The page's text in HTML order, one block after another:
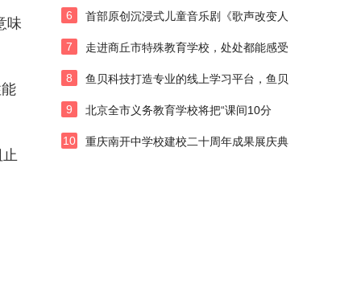
味
6 首部原创沉浸式儿童音乐剧《歌声改变人
7 走进商丘市特殊教育学校，处处都能感受
8 鱼贝科技打造专业的线上学习平台，鱼贝
9 北京全市义务教育学校将把“课间10分
10 重庆南开中学校建校二十周年成果展庆典